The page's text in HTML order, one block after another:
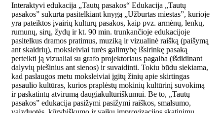
Interaktyvi edukacija „Tautų pasakos“ Edukacija „Tautų
pasakos” sukurta pasitelkiant knygą „Užburtas miestas”, kurioje
yra pateiktos įvairių kultūrų pasakos, kaip pvz. armėnų, lenkų,
rumunų, sirų, žydų ir kt. 90 min. trunkančioje edukacijoje
pasitelkus dramos pratimus, muziką ir vizualinė raišką (paišymą
ant skaidrių), moksleiviai turės galimybę išsirinkę pasaką
perteikti ją vizualiai su grafo projektoriaus pagalba (išdidinant
dalyvių piešinius ant sienos) ir suvaidinti. Tokiu būdu siekiama,
kad paslaugos metu moksleiviai įgitų žinių apie skirtingas
pasaulio kultūras, kurios praplėstų mokinių kultūrinį suvokimą
ir paskatintų atvirumą daugiakultūriškumui. Be to, „Tautų
pasakos” edukacija pasižymi pasižymi raiškos, smalsumo,